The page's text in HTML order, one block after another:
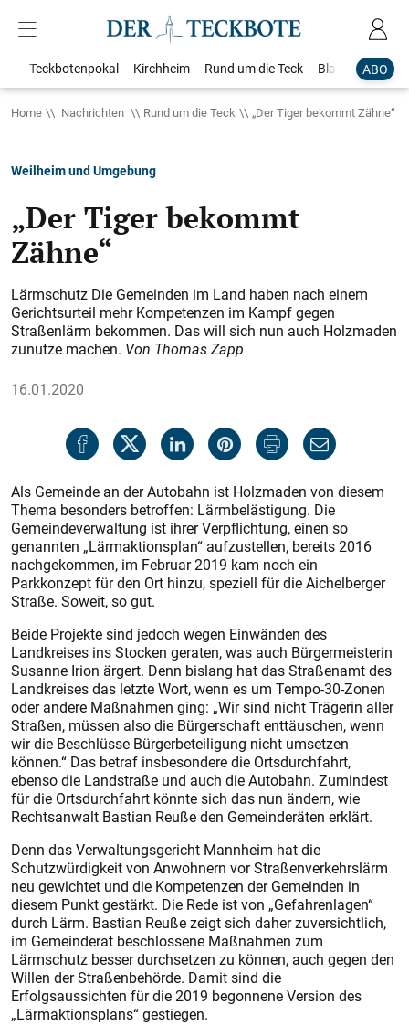
ABO
Teckbotenpokal Kirchheim Rund um die Teck Blaulicht
Home Nachrichten Rund um die Teck „Der Tiger bekommt Zähne“
Weilheim und Umgebung
„Der Tiger bekommt
Zähne“
Lärmschutz Die Gemeinden im Land haben nach einem
Gerichtsurteil mehr Kompetenzen im Kampf gegen
Straßenlärm bekommen. Das will sich nun auch Holzmaden
zunutze machen. Von Thomas Zapp
16.01.2020
Als Gemeinde an der Autobahn ist Holzmaden von diesem
Thema besonders betroffen: Lärmbelästigung. Die
Gemeindeverwaltung ist ihrer Verpflichtung, einen so
genannten „Lärmaktionsplan“ aufzustellen, bereits 2016
nachgekommen, im Februar 2019 kam noch ein
Parkkonzept für den Ort hinzu, speziell für die Aichelberger
Straße. Soweit, so gut.
Beide Projekte sind jedoch wegen Einwänden des
Landkreises ins Stocken geraten, was auch Bürgermeisterin
Susanne Irion ärgert. Denn bislang hat das Straßenamt des
Landkreises das letzte Wort, wenn es um Tempo-30-Zonen
oder andere Maßnahmen ging: „Wir sind nicht Trägerin aller
Straßen, müssen also die Bürgerschaft enttäuschen, wenn
wir die Beschlüsse Bürgerbeteiligung nicht umsetzen
können.“ Das betraf insbesondere die Ortsdurchfahrt,
ebenso die Landstraße und auch die Autobahn. Zumindest
für die Ortsdurchfahrt könnte sich das nun ändern, wie
Rechtsanwalt Bastian Reuße den Gemeinderäten erklärt.
Denn das Verwaltungsgericht Mannheim hat die
Schutzwürdigkeit von Anwohnern vor Straßenverkehrslärm
neu gewichtet und die Kompetenzen der Gemeinden in
diesem Punkt gestärkt. Die Rede ist von „Gefahrenlagen“
durch Lärm. Bastian Reuße zeigt sich daher zuversichtlich,
im Gemeinderat beschlossene Maßnahmen zum
Lärmschutz besser durchsetzen zu können, auch gegen den
Willen der Straßenbehörde. Damit sind die
Erfolgsaussichten für die 2019 begonnene Version des
„Lärmaktionsplans“ gestiegen.